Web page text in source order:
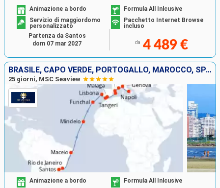
Animazione a bordo
Formula All Inlcusive
Servizio di maggiordomo
personalizzato
Pacchetto Internet Browse
incluso
da 4 489 €
Partenza da Santos
dom 07 mar 2027
BRASILE, CAPO VERDE, PORTOGALLO, MAROCCO, SPAGNA, MAIORCA, FRANCIA, ITALIA
25 giorni, MSC Seaview
Animazione a bordo
Formula All Inlcusive